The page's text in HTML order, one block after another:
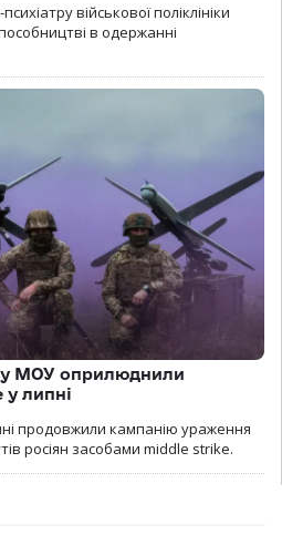
військової поліклініки
в одержанні
у МОУ оприлюднили
липні
продовжили кампанію ураження
росіян засобами middle strike.